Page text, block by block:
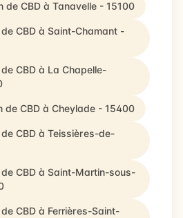
de CBD à Tanavelle - 15100
CBD à Saint-Chamant -
CBD à La Chapelle-
de CBD à Cheylade - 15400
CBD à Teissières-de-
CBD à Saint-Martin-sous-
CBD à Ferrières-Saint-